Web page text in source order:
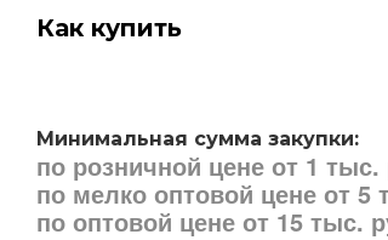
Как купить
Минимальная сумма закупки:
по розничной цене от 1 тыс.
по мелко оптовой цене от
по оптовой цене от 15 тыс.